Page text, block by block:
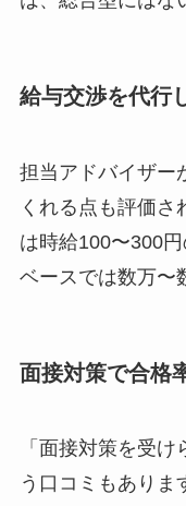
給与交渉を代行
担当アドバイザー
くれる点も評価
は時給100〜300
ベースでは数万〜
面接対策で合格
「面接対策を受
う口コミもありま